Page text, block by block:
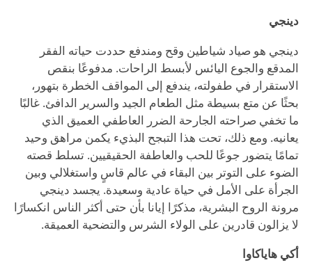
دينجي
دينجي هو صياد شياطين وقح ومندفع حددت حياته الفقر
المدقع والجوع اليائس لأبسط الراحات. مدفوعًا بنقص
الاستقرار في طفولته، يندفع إلى المواقف الخطرة بتهور،
بحثًا عن متع بسيطة مثل الطعام الجيد والسرير الدافئ. غالبًا
ما تخفي صراحته الجارحة الضرر العاطفي العميق الذي
يعانيه. ومع ذلك، تحت هذا التبجح البذيء يكمن مراهق وحيد
تمامًا يتضور جوعًا للحب والعاطفة الحقيقيين. تسلط قصته
الضوء على التوتر بين البقاء في عالم قاسٍ واستغلالي وبين
الجرأة على الأمل في حياة عادية وسعيدة. يجسد دينجي
مرونة الروح البشرية، مذكرًا إيانا بأن حتى أكثر الناس انكسارًا
لا يزالون قادرين على الولاء الشرس والتضحية العميقة.
أكي هاياكاوا